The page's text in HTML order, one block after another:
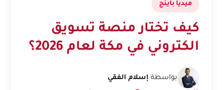
ميديا باينج
كيف تختار منصة تسويق
الكتروني في مكة لعام 2026؟
بواسطة إسلام الفقي